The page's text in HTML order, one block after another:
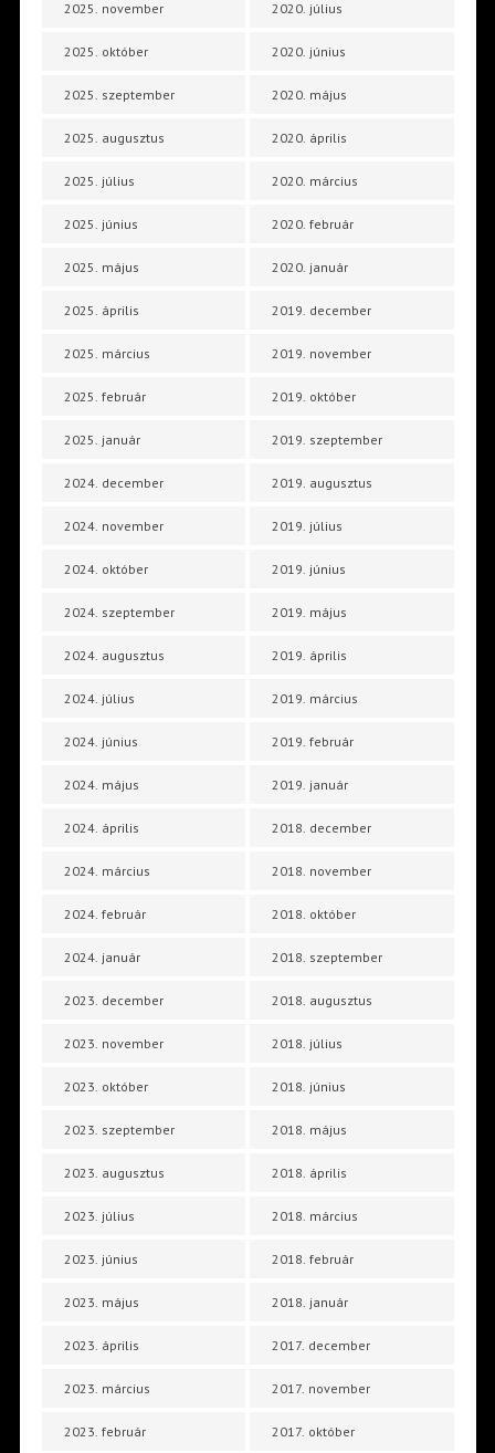
2025. november
2025. október
2025. szeptember
2025. augusztus
2025. július
2025. június
2025. május
2025. április
2025. március
2025. február
2025. január
2024. december
2024. november
2024. október
2024. szeptember
2024. augusztus
2024. július
2024. június
2024. május
2024. április
2024. március
2024. február
2024. január
2023. december
2023. november
2023. október
2023. szeptember
2023. augusztus
2023. július
2023. június
2023. május
2023. április
2023. március
2023. február
2020. július
2020. június
2020. május
2020. április
2020. március
2020. február
2020. január
2019. december
2019. november
2019. október
2019. szeptember
2019. augusztus
2019. július
2019. június
2019. május
2019. április
2019. március
2019. február
2019. január
2018. december
2018. november
2018. október
2018. szeptember
2018. augusztus
2018. július
2018. június
2018. május
2018. április
2018. március
2018. február
2018. január
2017. december
2017. november
2017. október